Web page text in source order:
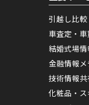
引越し比較
車査定・車
結婚式場情
金融情報メ
技術情報共
化粧品・ス